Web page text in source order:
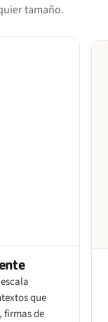
tamaño.
que
firmas de